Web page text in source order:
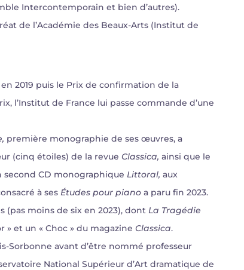
Intercontemporain et bien d’autres).
de l’Académie des Beaux-Arts (Institut de
2019 puis le Prix de confirmation de la
l’Institut de France lui passe commande d’une
première monographie de ses œuvres, a
(cinq étoiles) de la revue Classica, ainsi que le
second CD monographique Littoral, aux
à ses Études pour piano a paru fin 2023.
(pas moins de six en 2023), dont La Tragédie
» et un « Choc » du magazine Classica.
Sorbonne avant d’être nommé professeur
National Supérieur d’Art dramatique de